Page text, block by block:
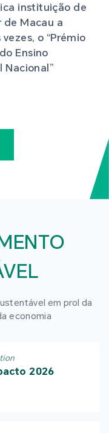
instituição de
de Macau a
o “Prémio
Ensino
Nacional”
em prol da
economia
2026